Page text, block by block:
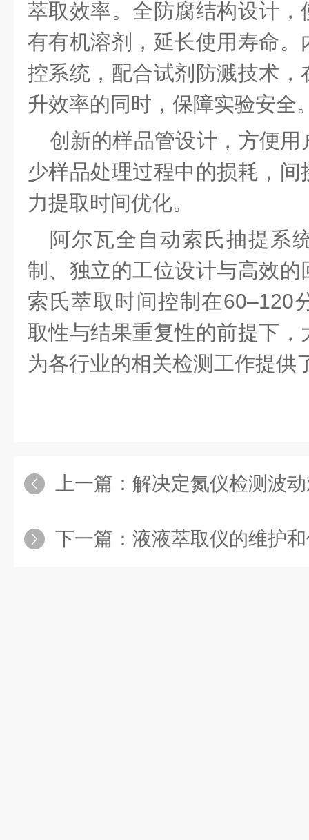
萃取效率。全防腐结构设计
有有机溶剂，延长使用寿命
控系统，配合试剂防溅技术
升效率的同时，保障实验安全
创新的样品管设计，方便
少样品处理过程中的损耗，
力提取时间优化。
阿尔瓦全自动索氏抽提系
制、独立的工位设计与高效
索氏萃取时间控制在60–120
取性与结果重复性的前提下
为各行业的相关检测工作提供
上一篇： 解决定氮仪检测波动难题，
下一篇： 液液萃取仪的维护